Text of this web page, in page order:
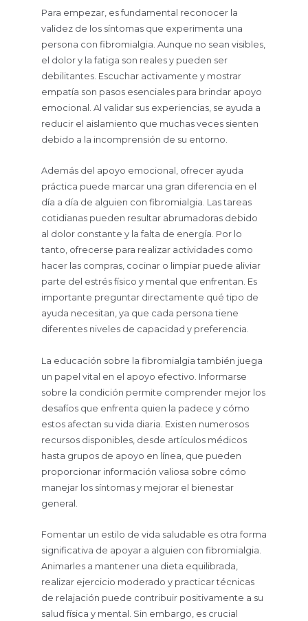
Para empezar, es fundamental reconocer la
validez de los síntomas que experimenta una
persona con fibromialgia. Aunque no sean visibles,
el dolor y la fatiga son reales y pueden ser
debilitantes. Escuchar activamente y mostrar
empatía son pasos esenciales para brindar apoyo
emocional. Al validar sus experiencias, se ayuda a
reducir el aislamiento que muchas veces sienten
debido a la incomprensión de su entorno.
Además del apoyo emocional, ofrecer ayuda
práctica puede marcar una gran diferencia en el
día a día de alguien con fibromialgia. Las tareas
cotidianas pueden resultar abrumadoras debido
al dolor constante y la falta de energía. Por lo
tanto, ofrecerse para realizar actividades como
hacer las compras, cocinar o limpiar puede aliviar
parte del estrés físico y mental que enfrentan. Es
importante preguntar directamente qué tipo de
ayuda necesitan, ya que cada persona tiene
diferentes niveles de capacidad y preferencia.
La educación sobre la fibromialgia también juega
un papel vital en el apoyo efectivo. Informarse
sobre la condición permite comprender mejor los
desafíos que enfrenta quien la padece y cómo
estos afectan su vida diaria. Existen numerosos
recursos disponibles, desde artículos médicos
hasta grupos de apoyo en línea, que pueden
proporcionar información valiosa sobre cómo
manejar los síntomas y mejorar el bienestar
general.
Fomentar un estilo de vida saludable es otra forma
significativa de apoyar a alguien con fibromialgia.
Animarles a mantener una dieta equilibrada,
realizar ejercicio moderado y practicar técnicas
de relajación puede contribuir positivamente a su
salud física y mental. Sin embargo, es crucial